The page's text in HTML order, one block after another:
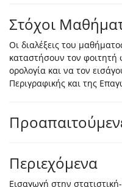
Στόχοι
Οι διαλέξεις του
καταστήσουν τον φοιτητή
ορολογία και να τον
Περιγραφικής και της
Περιεχόμενα
Εισαγωγή στην